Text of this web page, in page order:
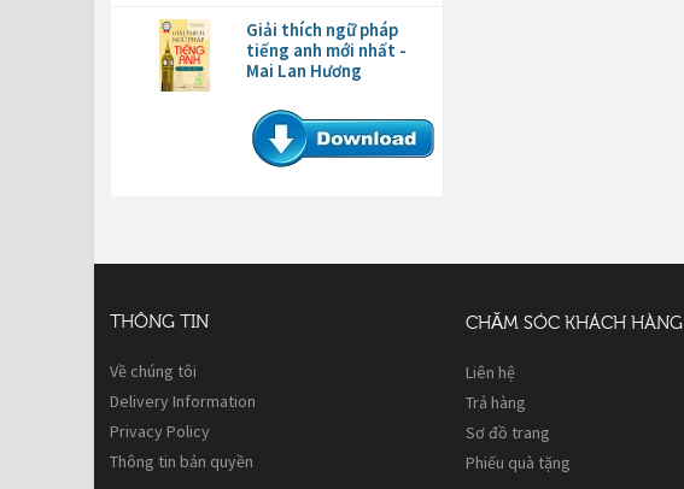
Giải thích ngữ pháp
tiếng anh mới nhất -
Mai Lan Hương
THÔNG TIN
Về chúng tôi
Delivery Information
Privacy Policy
Thông tin bản quyền
CHĂM SÓC KHÁCH HÀNG
Liên hệ
Trả hàng
Sơ đồ trang
Phiếu quà tặng